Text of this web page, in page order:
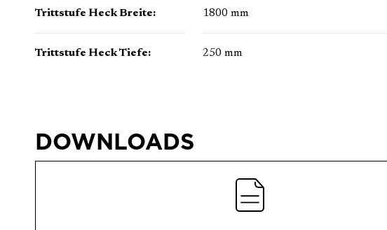
Trittstufe Heck Breite: 1800 mm
Trittstufe Heck Tiefe: 250 mm
DOWNLOADS